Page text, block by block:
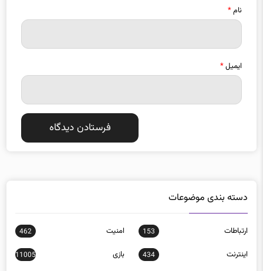
نام*
ایمیل*
دسته بندی موضوعات
ارتباطات 153 امنيت 462
اينترنت 434 بازی 11005